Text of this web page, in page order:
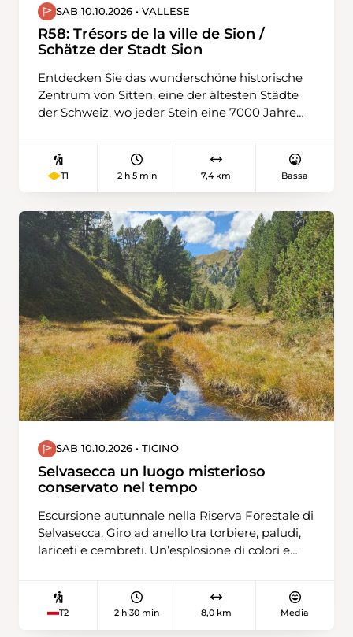
SAB 10.10.2026 • VALLESE
R58: Trésors de la ville de Sion /
Schätze der Stadt Sion
Entdecken Sie das wunderschöne historische
Zentrum von Sitten, eine der ältesten Städte
der Schweiz, wo jeder Stein eine 7000 Jahre
symbolträchtiger Bauwerke in ein reiches und
faszinierendes Kulturerbe ein. Beginnen Sie
Hexenturms, lassen Sie sich von der Kirche St-
Théodule verzaubern und erkunden Sie die
Überreste der römischen Thermen, die von
einer glorreichen Vergangenheit zeugen. Wir
schließen diese kulturelle Wanderung mit
dem Rathaus, dem Maison Supersaxo und der
Kathedrale Nôtre-Dame du Glarier ab.
T1 2 h 5 min 7,4 km Bassa
SAB 10.10.2026 • TICINO
Selvasecca un luogo misterioso
conservato nel tempo
Escursione autunnale nella Riserva Forestale di
Selvasecca. Giro ad anello tra torbiere, paludi,
lariceti e cembreti. Un’esplosione di colori e
naturali e protetti.
T2 2 h 30 min 8,0 km Media